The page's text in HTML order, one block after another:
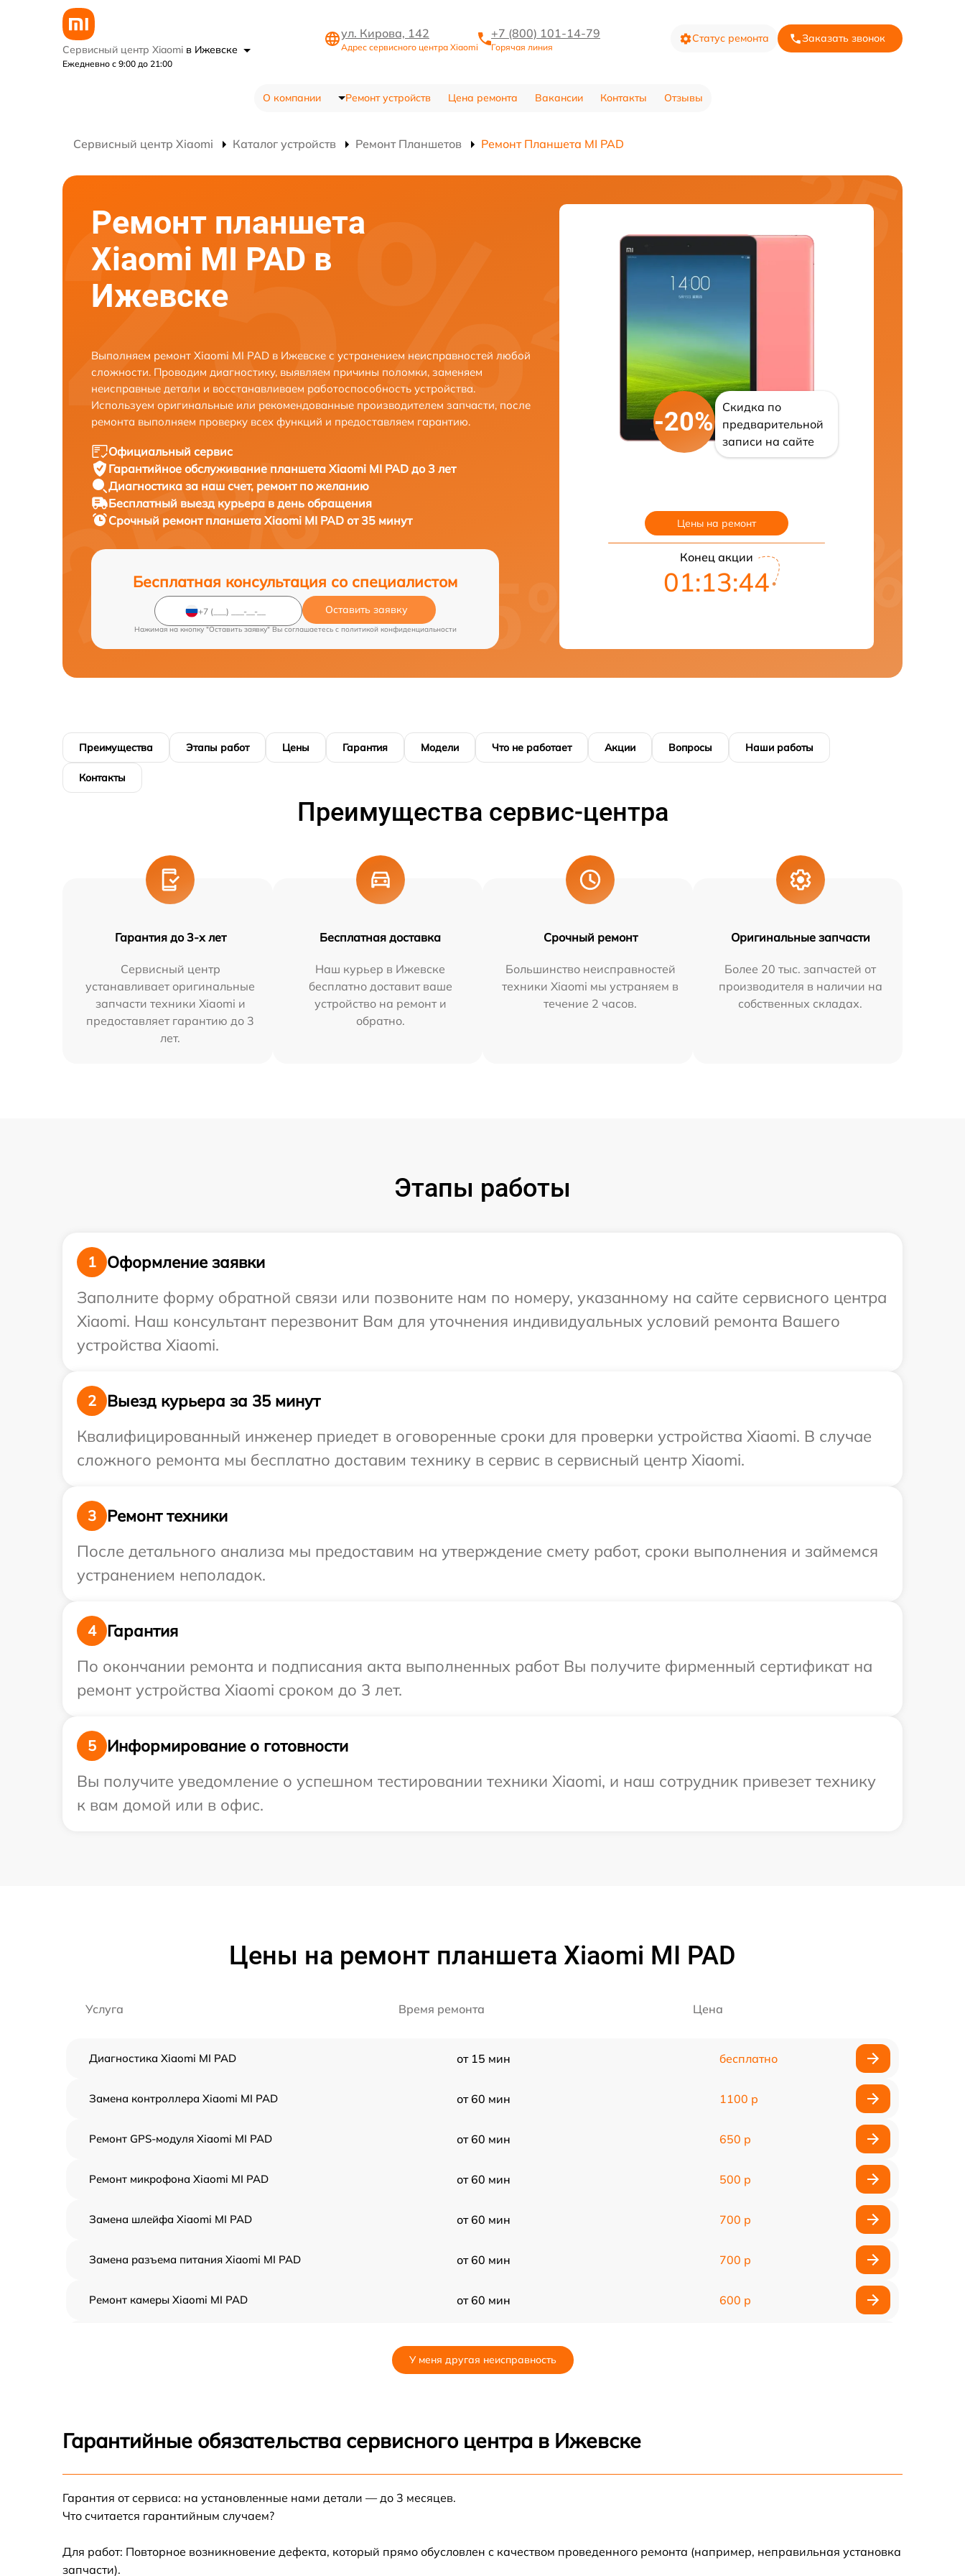
Сервисный центр Xiaomi в Ижевске
Ежедневно с 9:00 до 21:00
ул. Кирова, 142
Адрес сервисного центра Xiaomi
+7 (800) 101-14-79
Горячая линия
Статус ремонта Заказать звонок
О компании Ремонт устройств Цена ремонта Вакансии Контакты Отзывы
Сервисный центр Xiaomi Каталог устройств Ремонт Планшетов Ремонт Планшета MI PAD
Ремонт планшета
Xiaomi MI PAD в
Ижевске
Выполняем ремонт Xiaomi MI PAD в Ижевске с устранением неисправностей любой
сложности. Проводим диагностику, выявляем причины поломки, заменяем
неисправные детали и восстанавливаем работоспособность устройства.
Используем оригинальные или рекомендованные производителем запчасти, после
ремонта выполняем проверку всех функций и предоставляем гарантию.
Официальный сервис
Гарантийное обслуживание планшета Xiaomi MI PAD до 3 лет
Диагностика за наш счет, ремонт по желанию
Бесплатный выезд курьера в день обращения
Срочный ремонт планшета Xiaomi MI PAD от 35 минут
Бесплатная консультация со специалистом
Оставить заявку
Нажимая на кнопку "Оставить заявку" Вы соглашаетесь c политикой конфиденциальности
-20%
Скидка по
предварительной
записи на сайте
Цены на ремонт
Конец акции
01:13:43
Преимущества Этапы работ Цены Гарантия Модели Что не работает Акции Вопросы Наши работы
Контакты
Преимущества сервис-центра
Гарантия до 3-х лет
Сервисный центр
устанавливает оригинальные
запчасти техники Xiaomi и
предоставляет гарантию до 3
лет.
Бесплатная доставка
Наш курьер в Ижевске
бесплатно доставит ваше
устройство на ремонт и
обратно.
Срочный ремонт
Большинство неисправностей
техники Xiaomi мы устраняем в
течение 2 часов.
Оригинальные запчасти
Более 20 тыс. запчастей от
производителя в наличии на
собственных складах.
Этапы работы
1
Оформление заявки
Заполните форму обратной связи или позвоните нам по номеру, указанному на сайте сервисного центра
Xiaomi. Наш консультант перезвонит Вам для уточнения индивидуальных условий ремонта Вашего
устройства Xiaomi.
2
Выезд курьера за 35 минут
Квалифицированный инженер приедет в оговоренные сроки для проверки устройства Xiaomi. В случае
сложного ремонта мы бесплатно доставим технику в сервис в сервисный центр Xiaomi.
3
Ремонт техники
После детального анализа мы предоставим на утверждение смету работ, сроки выполнения и займемся
устранением неполадок.
4
Гарантия
По окончании ремонта и подписания акта выполненных работ Вы получите фирменный сертификат на
ремонт устройства Xiaomi сроком до 3 лет.
5
Информирование о готовности
Вы получите уведомление о успешном тестировании техники Xiaomi, и наш сотрудник привезет технику
к вам домой или в офис.
Цены на ремонт планшета Xiaomi MI PAD
Услуга Время ремонта Цена
Диагностика Xiaomi MI PAD от 15 мин бесплатно
Замена контроллера Xiaomi MI PAD от 60 мин 1100 р
Ремонт GPS-модуля Xiaomi MI PAD от 60 мин 650 р
Ремонт микрофона Xiaomi MI PAD от 60 мин 500 р
Замена шлейфа Xiaomi MI PAD от 60 мин 700 р
Замена разъема питания Xiaomi MI PAD от 60 мин 700 р
Ремонт камеры Xiaomi MI PAD от 60 мин 600 р
Замена дисплея (экрана) Xiaomi MI PAD
У меня другая неисправность
Гарантийные обязательства сервисного центра в Ижевске
Гарантия от сервиса: на установленные нами детали — до 3 месяцев.
Что считается гарантийным случаем?
Для работ: Повторное возникновение дефекта, который прямо обусловлен с качеством проведенного ремонта (например, неправильная установка
запчасти).